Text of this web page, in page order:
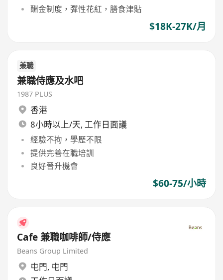
酬金制度，彈性花紅，膳食津貼
$18K-27K/月
兼職
兼職侍應及水吧
1987 PLUS
香港
8小時以上/天, 工作日面議
經驗不拘，學歷不限
提供完善在職培訓
良好晉升機會
$60-75/小時
Cafe 兼職咖啡師/侍應
Beans Group Limited
屯門, 屯門